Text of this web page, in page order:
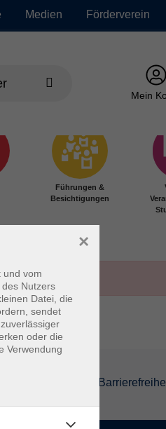
Medien Förderverein
Mein
Führungen &
Besichtigungen
und vom
Nutzers
Datei, die
sendet
oder die
Verwendung
×